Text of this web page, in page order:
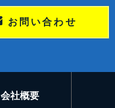
お問い合わせ
会社概要